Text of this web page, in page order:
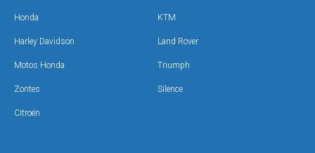
Honda KTM
Harley Davidson Land Rover
Motos Honda Triumph
Zontes Silence
Citroën